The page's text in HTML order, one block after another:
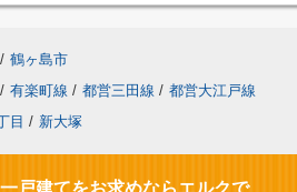
/ 鶴ヶ島市
/ 有楽町線 / 都営三田線 / 都営大江戸線
目 / 新大塚
戸建てをお求めならエルクで